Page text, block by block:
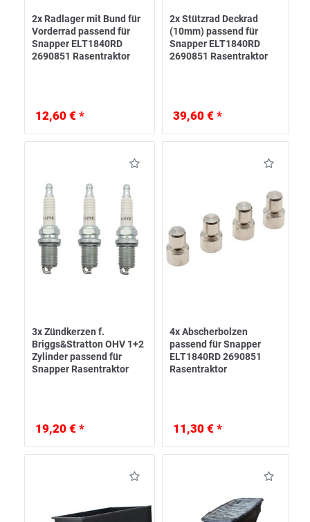
2x Radlager mit Bund für
Vorderrad passend für
Snapper ELT1840RD
2690851 Rasentraktor
12,60 € *
2x Stützrad Deckrad
(10mm) passend für
Snapper ELT1840RD
2690851 Rasentraktor
39,60 € *
3x Zündkerzen f.
Briggs&Stratton OHV 1+2
Zylinder passend für
Snapper Rasentraktor
19,20 € *
4x Abscherbolzen
passend für Snapper
ELT1840RD 2690851
Rasentraktor
11,30 € *